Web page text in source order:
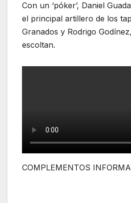
Con un ‘póker’, Daniel
el principal artillero de los
Granados y Rodrigo
escoltan.
COMPLEMENTOS